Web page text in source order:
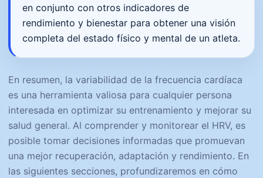
en conjunto con otros indicadores de
rendimiento y bienestar para obtener una visión
completa del estado físico y mental de un atleta.
En resumen, la variabilidad de la frecuencia cardíaca
es una herramienta valiosa para cualquier persona
interesada en optimizar su entrenamiento y mejorar su
salud general. Al comprender y monitorear el HRV, es
posible tomar decisiones informadas que promuevan
una mejor recuperación, adaptación y rendimiento. En
las siguientes secciones, profundizaremos en cómo